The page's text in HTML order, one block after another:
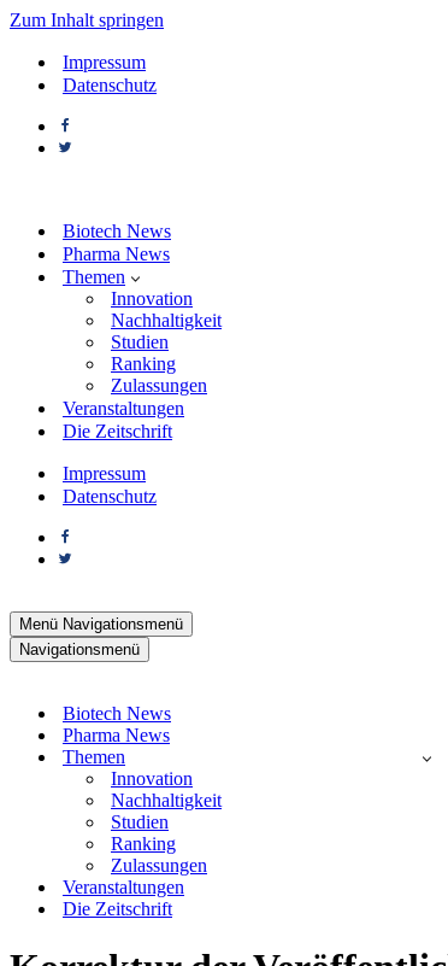
Zum Inhalt springen
Impressum
Datenschutz
Biotech News
Pharma News
Themen
Innovation
Nachhaltigkeit
Studien
Ranking
Zulassungen
Veranstaltungen
Die Zeitschrift
Impressum
Datenschutz
Menü Navigationsmenü
Navigationsmenü
Biotech News
Pharma News
Themen
Innovation
Nachhaltigkeit
Studien
Ranking
Zulassungen
Veranstaltungen
Die Zeitschrift